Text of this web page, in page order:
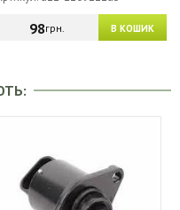
В КОШИК
98грн.